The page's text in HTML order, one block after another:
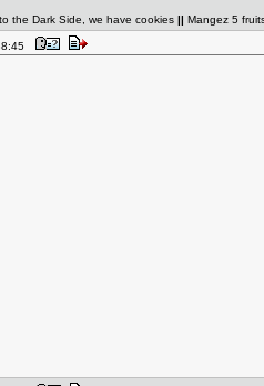
the Dark Side, we have cookies||Mangez 5